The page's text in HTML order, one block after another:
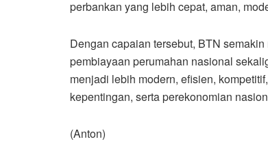
perbankan yang lebih cepat, aman,
Dengan capaian tersebut, BTN
pembiayaan perumahan nasional
menjadi lebih modern, efisien,
kepentingan, serta perekonomian
(Anton)